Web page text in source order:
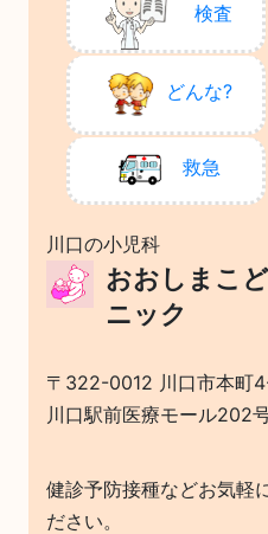
検査
どんな?
救急
川口の小児科
おおしまこ
ニック
〒322-0012 川口市本町
川口駅前医療モール202
健診予防接種などお気軽
ださい。